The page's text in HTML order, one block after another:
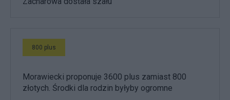
800 plus
Morawiecki proponuje 3600 plus zamiast 800
złotych. Środki dla rodzin byłyby ogromne